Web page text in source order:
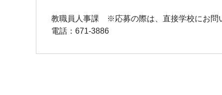
教職員人事課 ※応募の際は、直接学校にお問
電話：671-3886